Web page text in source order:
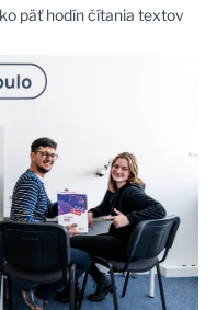
päť hodín čítania textov